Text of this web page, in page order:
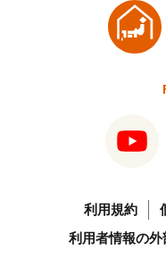
利用規約
利用者情報の